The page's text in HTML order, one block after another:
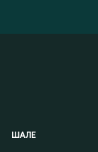
ШАЛЕ